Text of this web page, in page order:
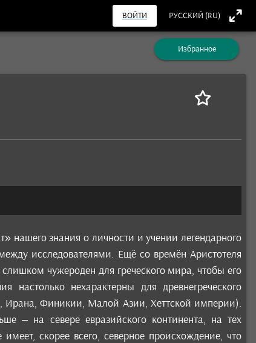
ВОЙТИ РУССКИЙ (RU)
Избранное
нашего знания о личности и учении легендарного
исследователями. Ещё со времён Аристотеля
чужероден для греческого мира, чтобы его
нехарактерны для древнегреческого
Ирана, Финикии, Малой Азии, Хеттской империи).
– на севере евразийского континента, на тех
скорее всего, северное происхождение, что